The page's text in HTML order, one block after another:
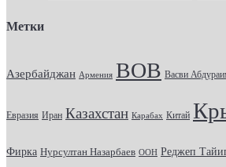
Метки
Азербайджан Армения ВОВ Васви
Евразия Иран Казахстан Карабах Китай
Фирка Нурсултан Назарбаев ООН Реджеп